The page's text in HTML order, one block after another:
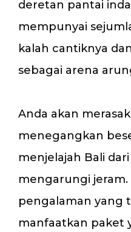
deretan pantai
mempunyai
kalah cantiknya
sebagai arena
Anda akan
menegangkan
menjelajah Bali
mengarungi
pengalaman yang
manfaatkan paket